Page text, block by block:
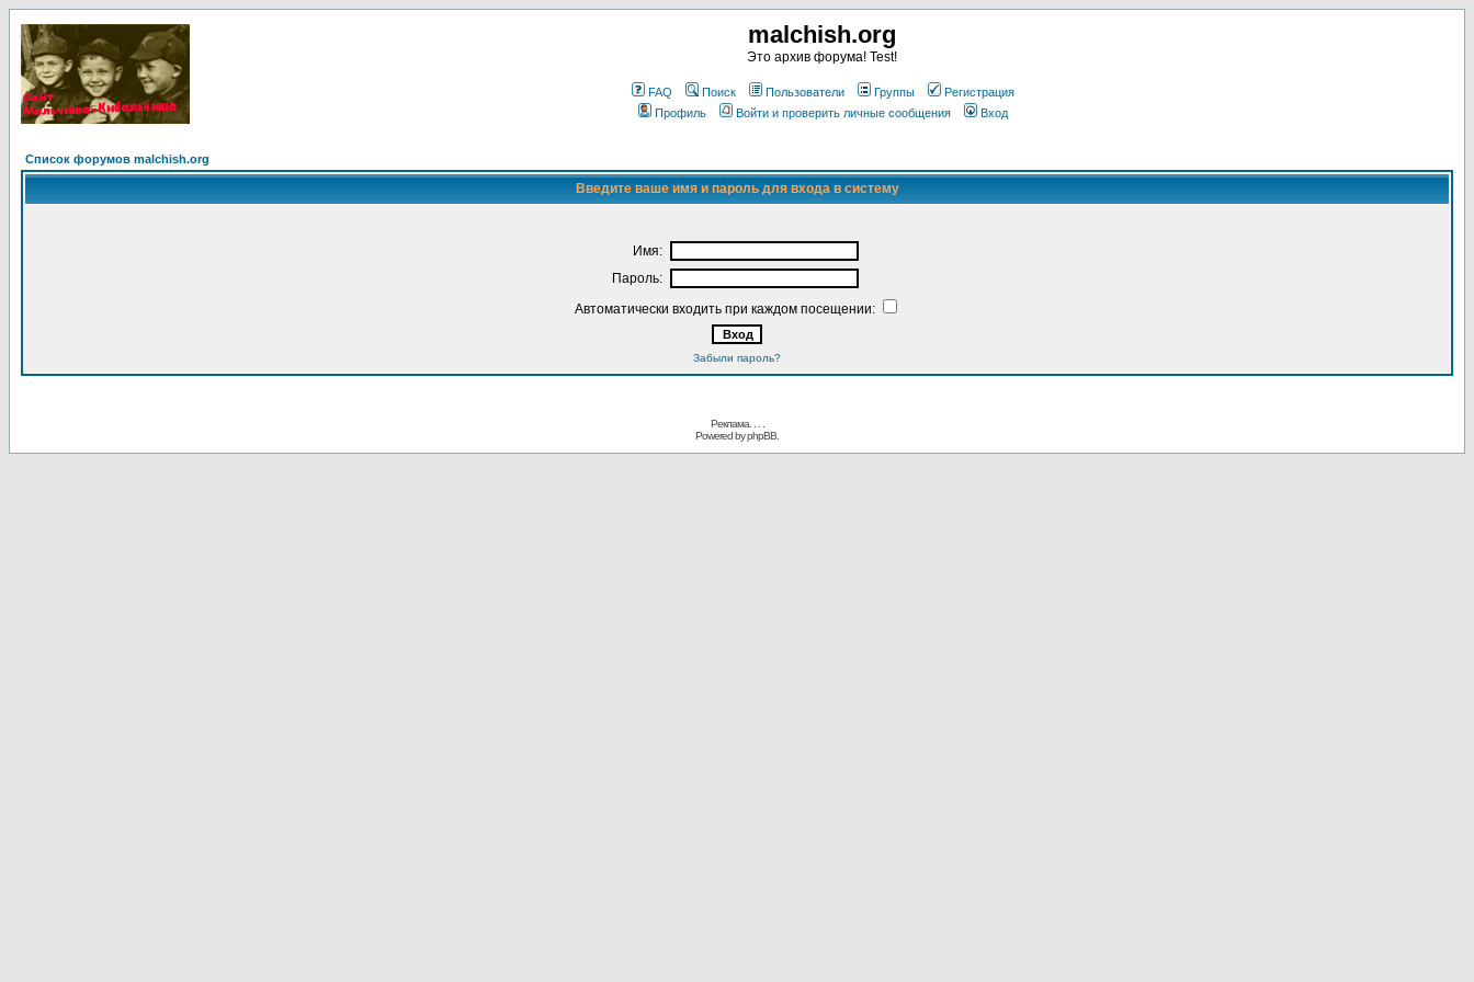
malchish.org
Это архив форума! Test!
FAQ Поиск Пользователи Группы
Регистрация
Профиль
Войти и проверить личные сообщения Вход
Список форумов malchish.org
Введите ваше имя и пароль для входа в систему
Имя:
Пароль:
Автоматически входить при каждом посещении:
Забыли пароль?
Реклама. . .
Powered byphpBB.